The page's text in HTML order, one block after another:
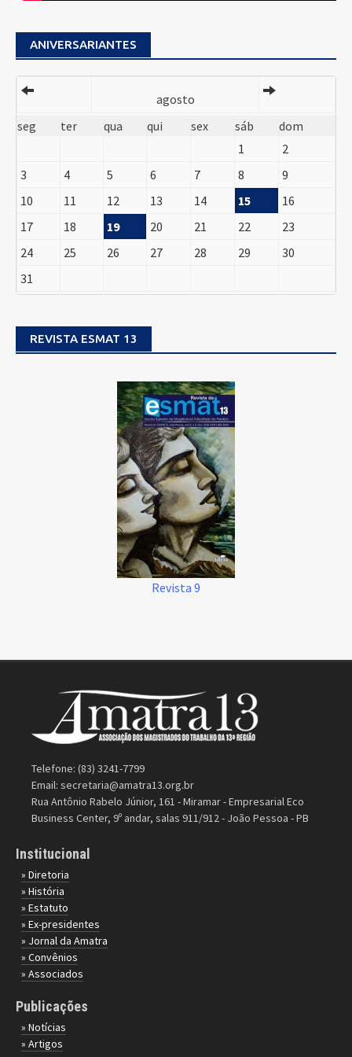
ANIVERSARIANTES
agosto
seg
ter qua qui sex sáb
dom
1
2
3
4 5 6 7 8
9
10
11 12 13 14 15
16
17
18 19 20 21 22
23
24
25 26 27 28 29
30
31
REVISTA ESMAT 13
Revista 9
Telefone: (83) 3241-7799
Email: secretaria@amatra13.org.br
Rua Antônio Rabelo Júnior, 161 - Miramar - Empresarial Eco
Business Center, 9º andar, salas 911/912 - João Pessoa - PB
Institucional
» Diretoria
» História
» Estatuto
» Ex-presidentes
» Jornal da Amatra
» Convênios
» Associados
Publicações
» Notícias
» Artigos